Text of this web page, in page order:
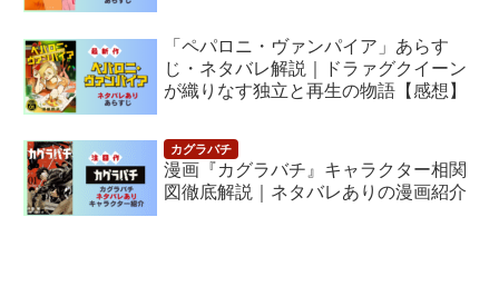
「ペパロニ・ヴァンパイア」あらす
じ・ネタバレ解説｜ドラァグクイーン
が織りなす独立と再生の物語【感想】
漫画『カグラバチ』キャラクター相関
図徹底解説｜ネタバレありの漫画紹介